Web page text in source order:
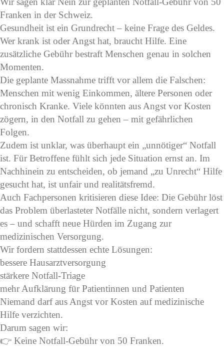
Franken in der Schweiz.
Gesundheit ist ein Grundrecht – keine Frage des Geldes.
Wer krank ist oder Angst hat, braucht Hilfe. Eine
zusätzliche Gebühr bestraft Menschen genau in solchen
Momenten.
Die geplante Massnahme trifft vor allem die Falschen:
Menschen mit wenig Einkommen, ältere Personen oder
chronisch Kranke. Viele könnten aus Angst vor Kosten
zögern, in den Notfall zu gehen – mit gefährlichen
Folgen.
Zudem ist unklar, was überhaupt ein „unnötiger“ Notfall
ist. Für Betroffene fühlt sich jede Situation ernst an. Im
Nachhinein zu entscheiden, ob jemand „zu Unrecht“ Hilfe
gesucht hat, ist unfair und realitätsfremd.
Auch Fachpersonen kritisieren diese Idee: Die Gebühr löst
das Problem überlasteter Notfälle nicht, sondern verlagert
es – und schafft neue Hürden im Zugang zur
medizinischen Versorgung.
Wir fordern stattdessen echte Lösungen:
bessere Hausarztversorgung
stärkere Notfall-Triage
mehr Aufklärung für Patientinnen und Patienten
Niemand darf aus Angst vor Kosten auf medizinische
Hilfe verzichten.
Darum sagen wir:
👉 Keine Notfall-Gebühr von 50 Franken.